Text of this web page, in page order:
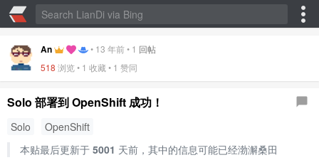
An • 13 年前• 1 回帖
518 浏览 • 1 收藏 • 1 赞同
Solo 部署到 OpenShift 成功！
Solo
OpenShift
本贴最后更新于 5001 天前，其中的信息可能已经渤澥桑田